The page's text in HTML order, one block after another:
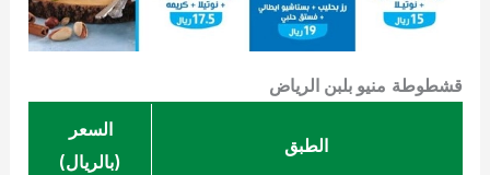
قشطوطة منيو بلبن الرياض
الطبق
السعر
(بالريال)